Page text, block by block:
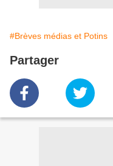
#Brèves médias et Potins
Partager